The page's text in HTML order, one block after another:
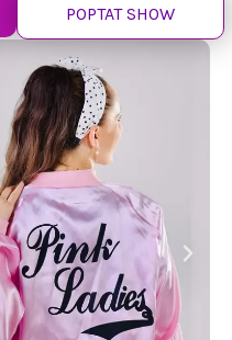
POPTAT SHOW